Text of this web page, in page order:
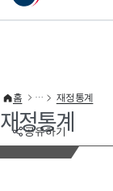
이 누리집은 대한민국
공유하기
홈 재정통계
재정통계